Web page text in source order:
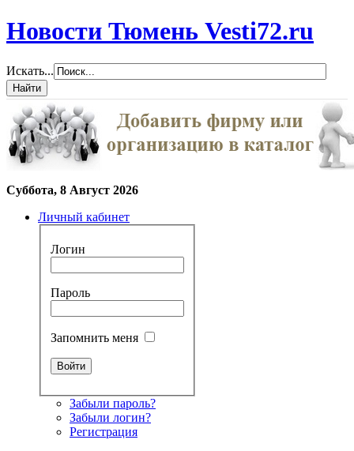
Новости Тюмень Vesti72.ru
Искать...
Суббота, 8 Август 2026
Личный кабинет
Логин
Пароль
Запомнить меня
Забыли пароль?
Забыли логин?
Регистрация